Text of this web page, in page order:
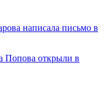
написала письмо в
Попова открыли в